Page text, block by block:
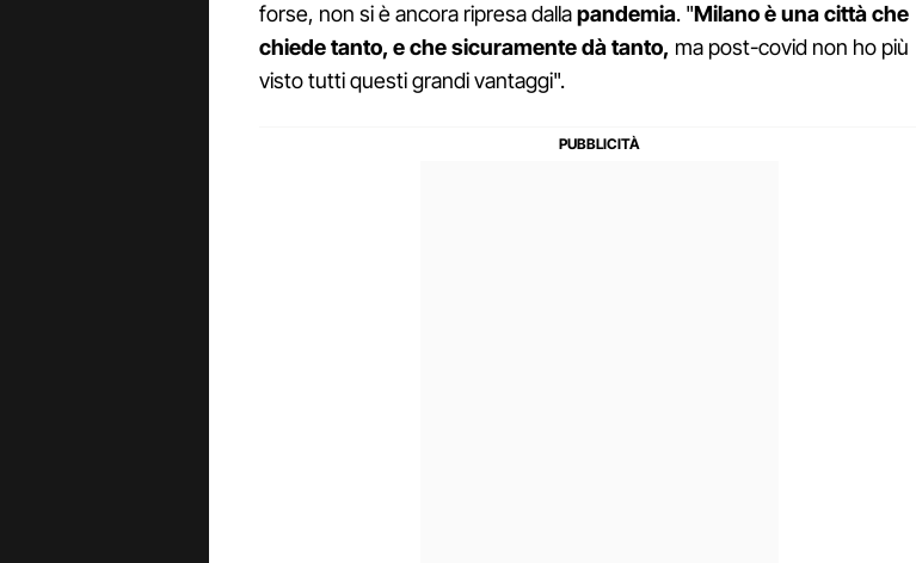
forse, non si è ancora ripresa dallapandemia. "Milano è una città che
chiede tanto, e che sicuramente dà tanto, ma post-covid non ho più
visto tutti questi grandi vantaggi".